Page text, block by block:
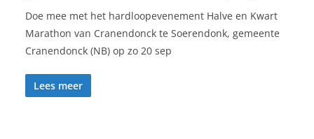
Doe mee met het hardloopevenement Halve en Kwart
Marathon van Cranendonck te Soerendonk, gemeente
Cranendonck (NB) op zo 20 sep
Lees meer